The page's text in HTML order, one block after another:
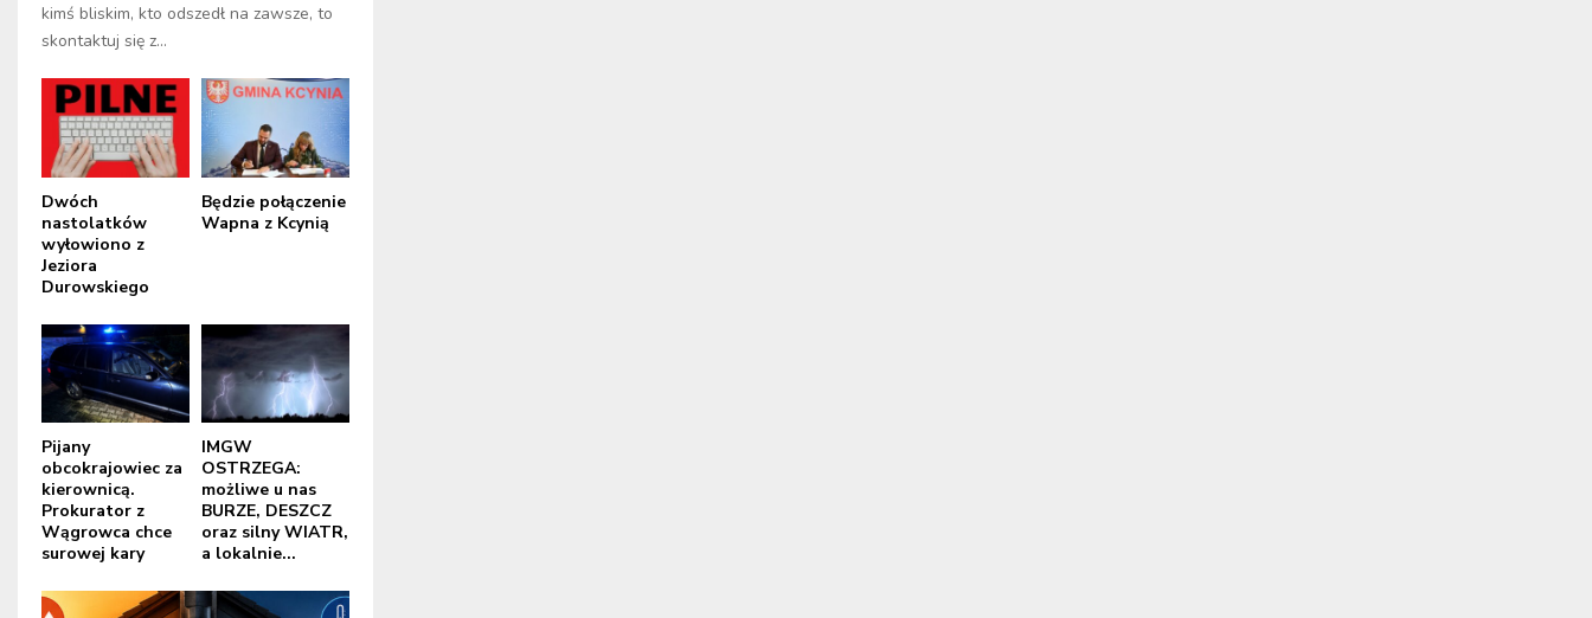
kimś bliskim, kto odszedł na zawsze, to
skontaktuj się z...
Dwóch
nastolatków
wyłowiono z
Jeziora
Durowskiego
Będzie połączenie
Wapna z Kcynią
Pijany
obcokrajowiec za
kierownicą.
Prokurator z
Wągrowca chce
surowej kary
IMGW
OSTRZEGA:
możliwe u nas
BURZE, DESZCZ
oraz silny WIATR,
a lokalnie...